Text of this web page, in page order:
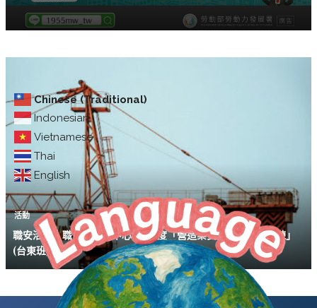
Chinese (Traditional)
Indonesian
Vietnamese
Thai
English
活動
職安活動｜職安署南區中心 113年度「營造業安全衛生教育訓練」
(台東班)